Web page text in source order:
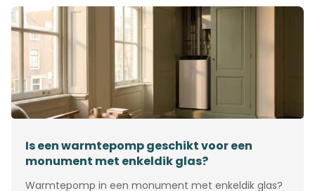
Is een warmtepomp geschikt voor een
monument met enkeldik glas?
Warmtepomp in een monument met enkeldik glas?